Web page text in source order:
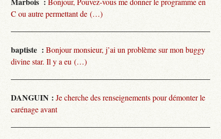
C ou autre permettant de (…)
baptiste : Bonjour monsieur, j’ai un problème sur mon buggy
divine star. Il y a eu (…)
DANGUIN : Je cherche des renseignements pour démonter le
carénage avant